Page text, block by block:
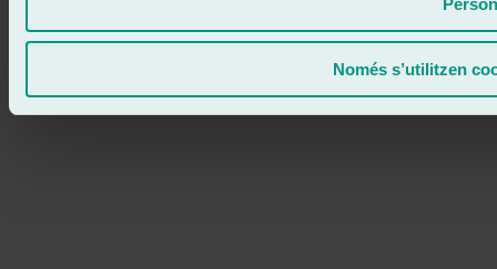
Només s’utilitzen